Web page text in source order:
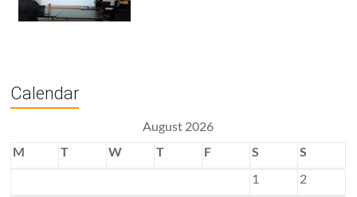
Calendar
August 2026
M
T W T F S
S
1
2